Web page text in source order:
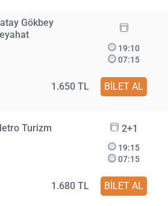
Gökbey
19:10
07:15
1.650 TL BİLET AL
Turizm 2+1
19:15
07:15
1.680 TL BİLET AL